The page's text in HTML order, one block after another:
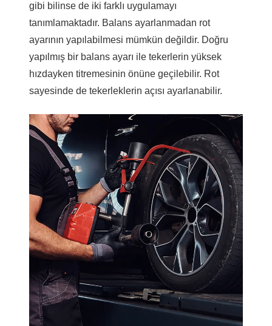
gibi bilinse de iki farklı uygulamayı
tanımlamaktadır. Balans ayarlanmadan rot
ayarının yapılabilmesi mümkün değildir. Doğru
yapılmış bir balans ayarı ile tekerlerin yüksek
hızdayken titremesinin önüne geçilebilir. Rot
sayesinde de tekerleklerin açısı ayarlanabilir.